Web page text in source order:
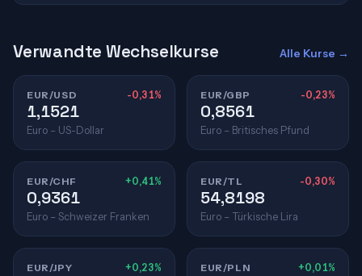
Verwandte Wechselkurse Alle Kurse →
EUR/USD -0,31%
1,1521
Euro – US-Dollar
EUR/GBP -0,23%
0,8561
Euro – Britisches Pfund
EUR/CHF +0,41%
0,9361
Euro – Schweizer Franken
EUR/TL -0,30%
54,8198
Euro – Türkische Lira
EUR/JPY +0,23% EUR/PLN +0,01%